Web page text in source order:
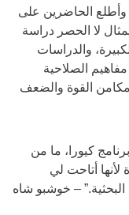
وأطلع الحاضرين على
لا الحصر دراسة
والدراسات
الصلاحية
مكامن القوة والضعف
كيورا، ما من
أتاحت لي
– خوشبو شاه